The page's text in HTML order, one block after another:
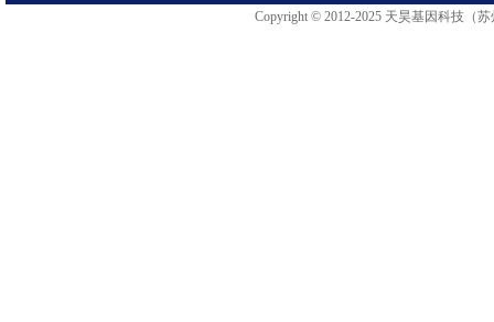
Copyright © 2012-2025 天昊基因科技